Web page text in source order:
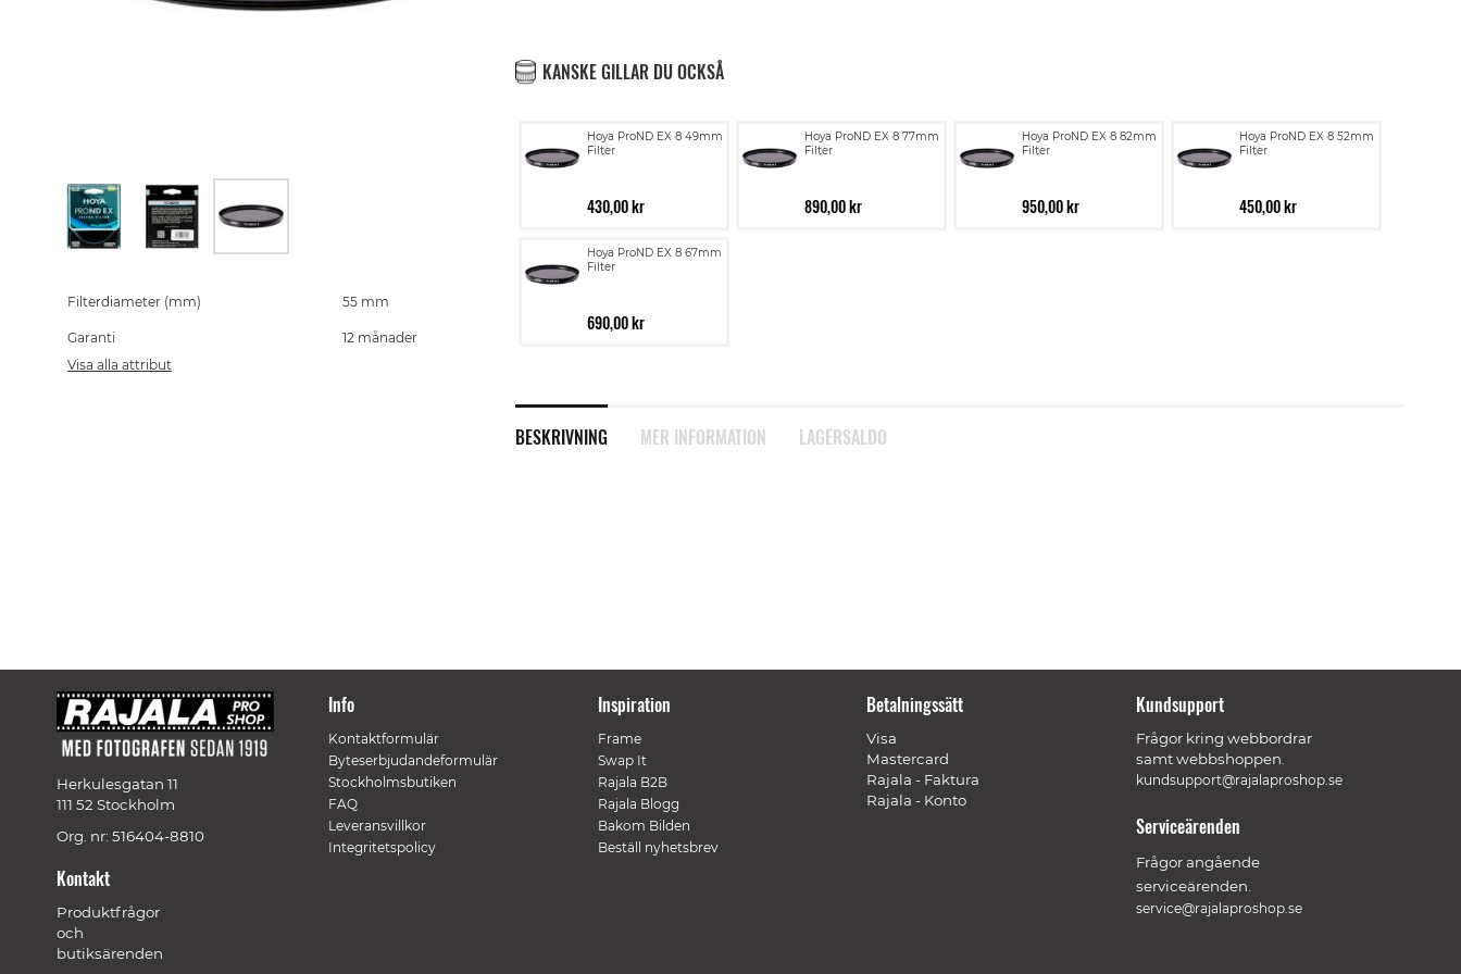
KANSKE GILLAR DU OCKSÅ
Hoya ProND EX 8 49mm
Filter
430,00 kr
Hoya ProND EX 8 77mm
Filter
890,00 kr
Hoya ProND EX 8 82mm
Filter
950,00 kr
Hoya ProND EX 8 52mm
Filter
450,00 kr
Hoya ProND EX 8 67mm
Filter
690,00 kr
BESKRIVNING MER INFORMATION LAGERSALDO
the
of
the
images
Filterdiameter (mm) 55 mm
Garanti
12 månader
Visa alla attribut
Herkulesgatan 11
111 52 Stockholm
Org. nr: 516404-8810
Kontakt
Produktfrågor
och
butiksärenden
Info
Kontaktformulär
Byteserbjudandeformulär
Stockholmsbutiken
FAQ
Leveransvillkor
Integritetspolicy
Inspiration
Frame
Swap It
Rajala B2B
Rajala Blogg
Bakom Bilden
Beställ nyhetsbrev
Betalningssätt
Visa
Mastercard
Rajala - Faktura
Rajala - Konto
Kundsupport
Frågor kring webbordrar
samt webbshoppen.
kundsupport@rajalaproshop.se
Serviceärenden
Frågor angående
serviceärenden.
service@rajalaproshop.se